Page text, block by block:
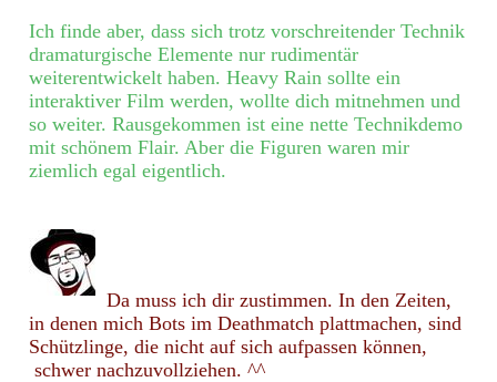
Ich finde aber, dass sich trotz vorschreitender Technik
dramaturgische Elemente nur rudimentär
weiterentwickelt haben. Heavy Rain sollte ein
interaktiver Film werden, wollte dich mitnehmen und
so weiter. Rausgekommen ist eine nette Technikdemo
mit schönem Flair. Aber die Figuren waren mir
ziemlich egal eigentlich.
Da muss ich dir zustimmen. In den Zeiten,
in denen mich Bots im Deathmatch plattmachen, sind
Schützlinge, die nicht auf sich aufpassen können,
schwer nachzuvollziehen. ^^